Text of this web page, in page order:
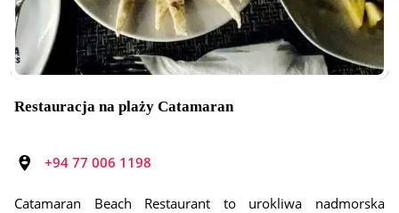
Restauracja na plaży Catamaran
+94 77 006 1198
Catamaran Beach Restaurant to urokliwa nadmorska